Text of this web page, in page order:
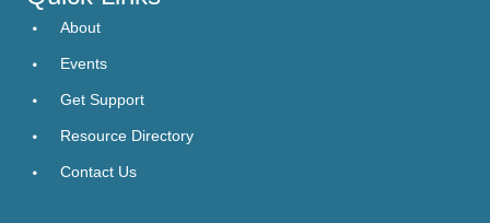
About
Events
Get Support
Resource Directory
Contact Us